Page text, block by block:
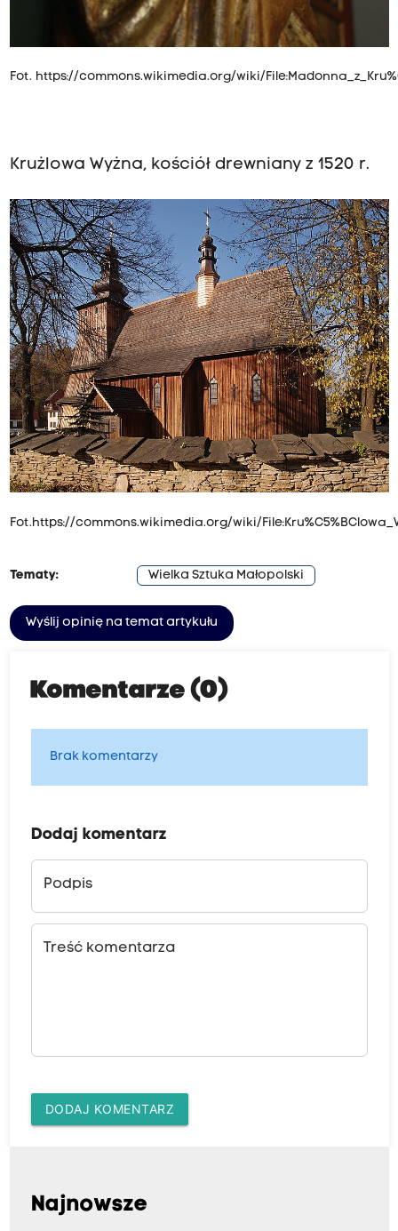
Fot. https://commons.wikimedia.org/wiki/
Krużlowa Wyżna, kościół drewniany z 1520 r.
Fot. https://commons.wikimedia.org/wiki/
Tematy: Wielka Sztuka Małopolski
Wyślij opinię na temat artykułu
Komentarze (0)
Brak komentarzy
Dodaj komentarz
Podpis
Treść komentarza
DODAJ KOMENTARZ
Najnowsze